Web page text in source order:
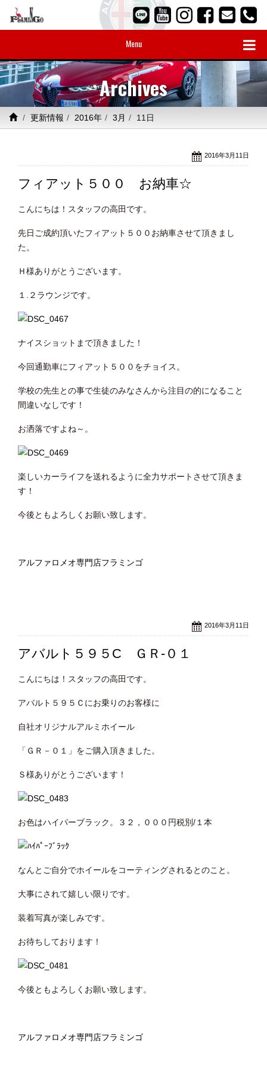
Menu
Archives
更新情報 2016年 3月 11日
2016年3月11日
フィアット５００ お納車☆
こんにちは！スタッフの高田です。
先日ご成約頂いたフィアット５００お納車させて頂きまし
た。
Ｈ様ありがとうございます。
１.２ラウンジです。
ナイスショットまで頂きました！
今回通勤車にフィアット５００をチョイス。
学校の先生との事で生徒のみなさんから注目の的になること
間違いなしです！
お洒落ですよね～。
楽しいカーライフを送れるように全力サポートさせて頂きま
す！
今後ともよろしくお願い致します。
アルファロメオ専門店フラミンゴ
2016年3月11日
アバルト５９５C ＧＲ-０１
こんにちは！スタッフの高田です。
アバルト５９５Ｃにお乗りのお客様に
自社オリジナルアルミホイール
「ＧＲ－０１」をご購入頂きました。
Ｓ様ありがとうございます！
お色はハイパーブラック。３２，０００円税別/１本
なんとご自分でホイールをコーティングされるとのこと。
大事にされて嬉しい限りです。
装着写真が楽しみです。
お待ちしております！
今後ともよろしくお願い致します。
アルファロメオ専門店フラミンゴ